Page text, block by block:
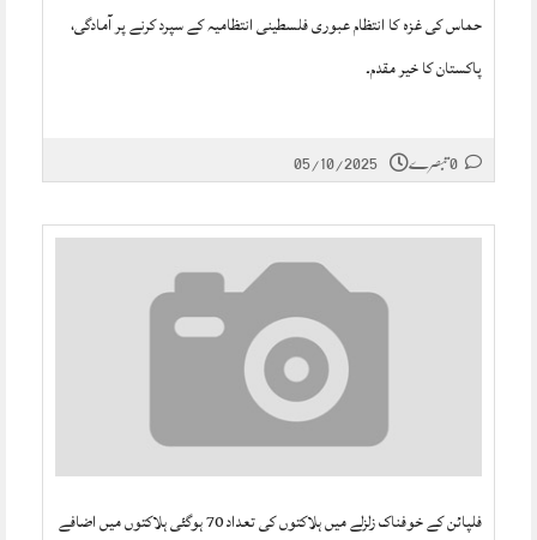
حماس کی غزہ کا انتظام عبوری فلسطینی انتظامیہ کے سپرد کرنے پر آمادگی،
پاکستان کا خیر مقدم۔
05/10/2025
فلپائن کے خوفناک زلزلے میں ہلاکتوں کی تعداد 70 ہوگئی ہلاکتوں میں اضافے